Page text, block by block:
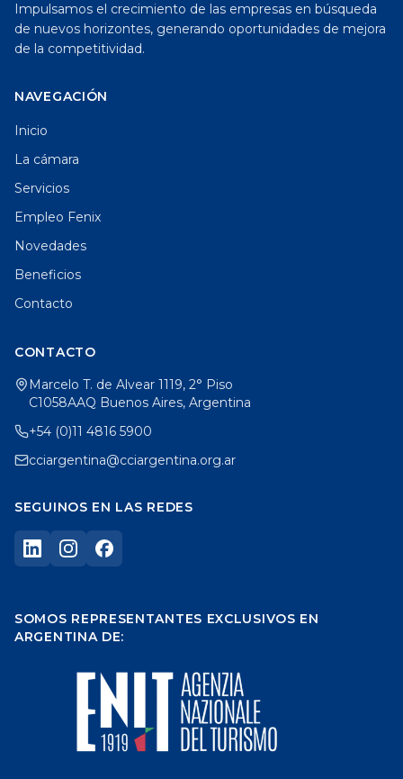
Impulsamos el crecimiento de las empresas en búsqueda
de nuevos horizontes, generando oportunidades de mejora
de la competitividad.
NAVEGACIÓN
Inicio
La cámara
Servicios
Empleo Fenix
Novedades
Beneficios
Contacto
CONTACTO
Marcelo T. de Alvear 1119, 2° Piso
C1058AAQ Buenos Aires, Argentina
+54 (0)11 4816 5900
cciargentina@cciargentina.org.ar
SEGUINOS EN LAS REDES
SOMOS REPRESENTANTES EXCLUSIVOS EN
ARGENTINA DE: